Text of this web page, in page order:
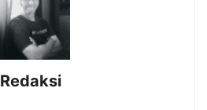
Redaksi